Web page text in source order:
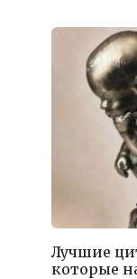
Лучшие
которые